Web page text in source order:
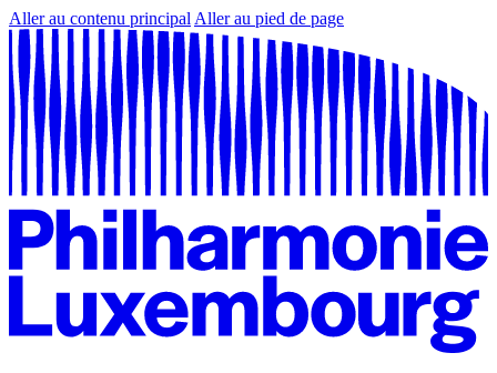
Aller au contenu principal Aller au pied de page